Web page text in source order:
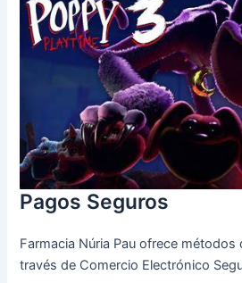
Pagos Seguros
Farmacia Núria Pau ofrece métodos
través de Comercio Electrónico